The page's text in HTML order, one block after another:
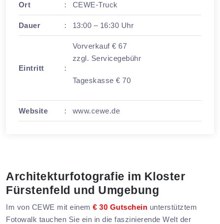
Ort : CEWE-Truck
Dauer : 13:00 – 16:30 Uhr
Eintritt :
Vorverkauf € 67
zzgl. Servicegebühr
Tageskasse € 70
Website : www.cewe.de
Architekturfotografie im Kloster
Fürstenfeld und Umgebung
Im von CEWE mit einem € 30 Gutschein unterstütztem
Fotowalk tauchen Sie ein in die faszinierende Welt der